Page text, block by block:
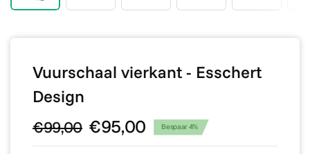
Vuurschaal vierkant - Esschert
Design
€99,00 €95,00 Bespaar 4%